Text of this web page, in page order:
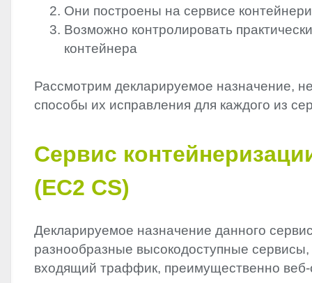
Они построены на сервисе
Возможно контролировать
контейнера
Рассмотрим декларируемое назначение,
способы их исправления для каждого из
Сервис
(EC2 CS)
Декларируемое назначение данного
разнообразные высокодоступные
входящий траффик, преимущественно